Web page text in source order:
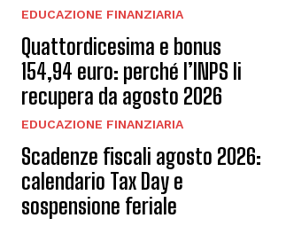
EDUCAZIONE FINANZIARIA
Quattordicesima e bonus
154,94 euro: perché l’INPS li
recupera da agosto 2026
EDUCAZIONE FINANZIARIA
Scadenze fiscali agosto 2026:
calendario Tax Day e
sospensione feriale